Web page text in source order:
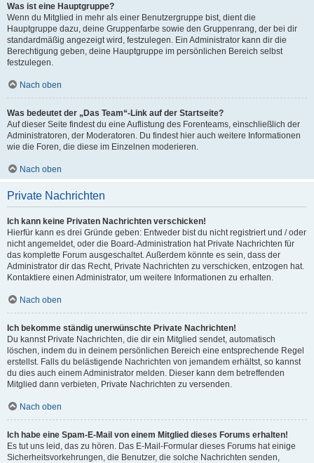
Was ist eine Hauptgruppe?
Wenn du Mitglied in mehr als einer Benutzergruppe bist, dient die
Hauptgruppe dazu, deine Gruppenfarbe sowie den Gruppenrang, der bei dir
standardmäßig angezeigt wird, festzulegen. Ein Administrator kann dir die
Berechtigung geben, deine Hauptgruppe im persönlichen Bereich selbst
festzulegen.
Nach oben
Was bedeutet der „Das Team“-Link auf der Startseite?
Auf dieser Seite findest du eine Auflistung des Forenteams, einschließlich der
Administratoren, der Moderatoren. Du findest hier auch weitere Informationen
wie die Foren, die diese im Einzelnen moderieren.
Nach oben
Private Nachrichten
Ich kann keine Privaten Nachrichten verschicken!
Hierfür kann es drei Gründe geben: Entweder bist du nicht registriert und / oder
nicht angemeldet, oder die Board-Administration hat Private Nachrichten für
das komplette Forum ausgeschaltet. Außerdem könnte es sein, dass der
Administrator dir das Recht, Private Nachrichten zu verschicken, entzogen hat.
Kontaktiere einen Administrator, um weitere Informationen zu erhalten.
Nach oben
Ich bekomme ständig unerwünschte Private Nachrichten!
Du kannst Private Nachrichten, die dir ein Mitglied sendet, automatisch
löschen, indem du in deinem persönlichen Bereich eine entsprechende Regel
erstellst. Falls du belästigende Nachrichten von jemandem erhältst, so kannst
du dies auch einem Administrator melden. Dieser kann dem betreffenden
Mitglied dann verbieten, Private Nachrichten zu versenden.
Nach oben
Ich habe eine Spam-E-Mail von einem Mitglied dieses Forums erhalten!
Es tut uns leid, das zu hören. Das E-Mail-Formular dieses Forums hat einige
Sicherheitsvorkehrungen, die Benutzer, die solche Nachrichten senden,